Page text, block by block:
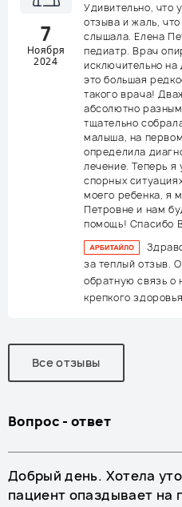
7
Ноября
2024
Удивительно, что
отзыва и жаль,
слышала. Елена
педиатр. Врач
исключительно
это большая
такого врача!
абсолютно
тщательно
малыша, на
определила
лечение. Теперь я
спорных
моего ребенка, я
Петровне и нам
помощь! Спасибо
за теплый отзыв.
обратную связь о
крепкого
Все отзывы
Вопрос - ответ
Добрый день. Хотела
пациент опаздывает на